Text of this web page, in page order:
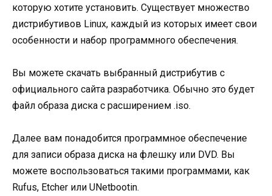
которую хотите установить. Существует множество
дистрибутивов Linux, каждый из которых имеет свои
особенности и набор программного обеспечения.
Вы можете скачать выбранный дистрибутив с
официального сайта разработчика. Обычно это будет
файл образа диска с расширением .iso.
Далее вам понадобится программное обеспечение
для записи образа диска на флешку или DVD. Вы
можете воспользоваться такими программами, как
Rufus, Etcher или UNetbootin.